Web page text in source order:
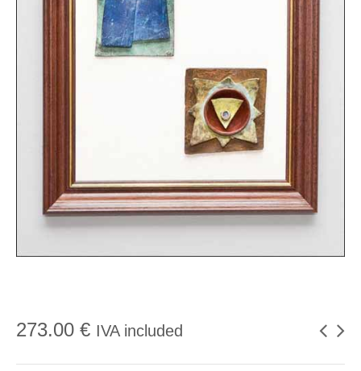
273.00 € IVA included